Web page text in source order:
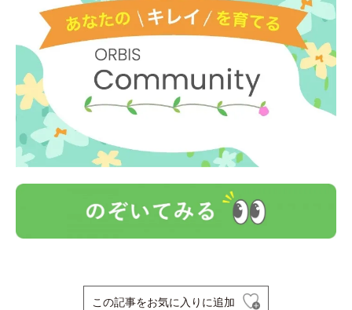
この記事をお気に入りに追加